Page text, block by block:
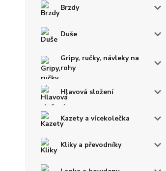
Brzdy
Duše
Gripy, ručky, návleky na
rohy
Hlavová složení
Kazety a vícekolečka
Kliky a převodníky